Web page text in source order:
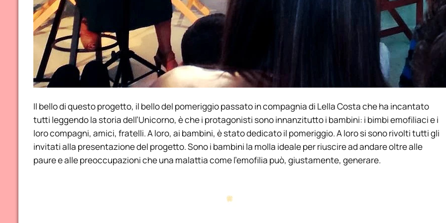
Il bello di questo progetto, il bello del pomeriggio passato in compagnia di Lella Costa che ha incantato
tutti leggendo la storia dell’Unicorno, è che i protagonisti sono innanzitutto i bambini: i bimbi emofiliaci e i
loro compagni, amici, fratelli. A loro, ai bambini, è stato dedicato il pomeriggio. A loro si sono rivolti tutti gli
invitati alla presentazione del progetto. Sono i bambini la molla ideale per riuscire ad andare oltre alle
paure e alle preoccupazioni che una malattia come l’emofilia può, giustamente, generare.